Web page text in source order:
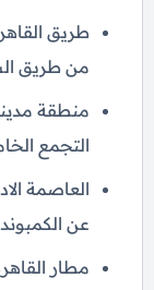
طريق
من طريق
منطقة
التجمع
العاصمة
عن
مطار